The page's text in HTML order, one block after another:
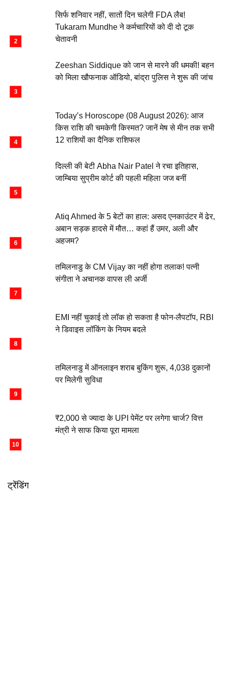
सिर्फ शनिवार नहीं, सातों दिन चलेगी FDA लैब!
Tukaram Mundhe ने कर्मचारियों को दी दो टूक
चेतावनी
Zeeshan Siddique को जान से मारने की धमकी! बहन
को मिला खौफनाक ऑडियो, बांद्रा पुलिस ने शुरू की जांच
Today’s Horoscope (08 August 2026): आज
किस राशि की चमकेगी किस्मत? जानें मेष से मीन तक सभी
12 राशियों का दैनिक राशिफल
दिल्ली की बेटी Abha Nair Patel ने रचा इतिहास,
जाम्बिया सुप्रीम कोर्ट की पहली महिला जज बनीं
Atiq Ahmed के 5 बेटों का हाल: असद एनकाउंटर में ढेर,
अबान सड़क हादसे में मौत… कहां हैं उमर, अली और
अहजम?
तमिलनाडु के CM Vijay का नहीं होगा तलाक! पत्नी
संगीता ने अचानक वापस ली अर्जी
EMI नहीं चुकाई तो लॉक हो सकता है फोन-लैपटॉप, RBI
ने डिवाइस लॉकिंग के नियम बदले
तमिलनाडु में ऑनलाइन शराब बुकिंग शुरू, 4,038 दुकानों
पर मिलेगी सुविधा
₹2,000 से ज्यादा के UPI पेमेंट पर लगेगा चार्ज? वित्त
मंत्री ने साफ किया पूरा मामला
ट्रेंडिंग